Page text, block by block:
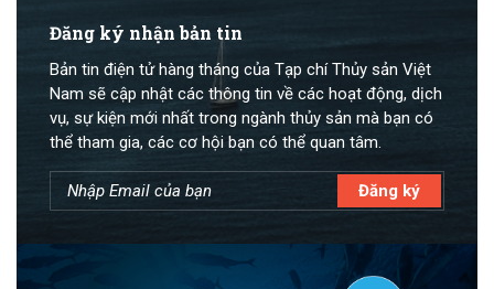
Đăng ký nhận bản tin
Bản tin điện tử hàng tháng của Tạp chí Thủy sản Việt
Nam sẽ cập nhật các thông tin về các hoạt động, dịch
vụ, sự kiện mới nhất trong ngành thủy sản mà bạn có
thể tham gia, các cơ hội bạn có thể quan tâm.